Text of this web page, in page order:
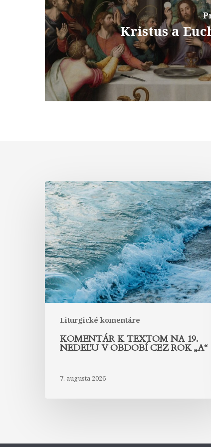
Kristus a
Liturgické komentáre
Komentár
k
textom
na
19.
nedeľu
v
období
cez
rok
KOMENTÁR K TEXTOM NA 19.
NEDEĽU V OBDOBÍ CEZ ROK „A“
7. augusta 2026